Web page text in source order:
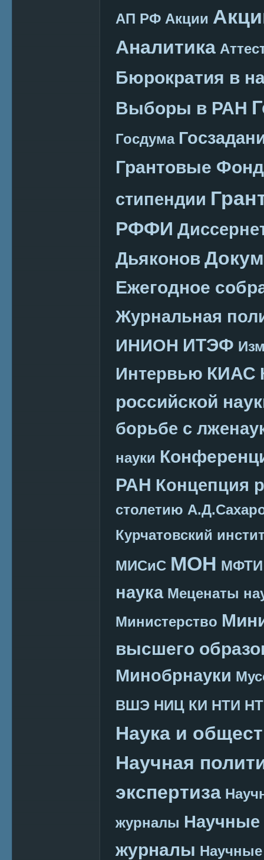
АП РФ Акции
Аналитика
Бюрократия в
Выборы в РАН
Госдума
Грантовые
стипендии
РФФИ
Дьяконов
Ежегодное
Журнальная
ИНИОН ИТЭФ
Интервью КИАС
российской
борьбе с
науки
РАН Концепция
столетию
Курчатовский
МИСиС МОН МФТИ
наука Меценаты
Министерство
высшего
Минобрнауки
ВШЭ НИЦ КИ НТИ
Наука и
Научная
экспертиза
журналы Научные
журналы